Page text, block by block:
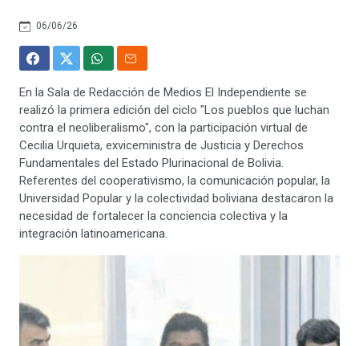
06/06/26
En la Sala de Redacción de Medios El Independiente se
realizó la primera edición del ciclo "Los pueblos que luchan
contra el neoliberalismo", con la participación virtual de
Cecilia Urquieta, exviceministra de Justicia y Derechos
Fundamentales del Estado Plurinacional de Bolivia.
Referentes del cooperativismo, la comunicación popular, la
Universidad Popular y la colectividad boliviana destacaron la
necesidad de fortalecer la conciencia colectiva y la
integración latinoamericana.